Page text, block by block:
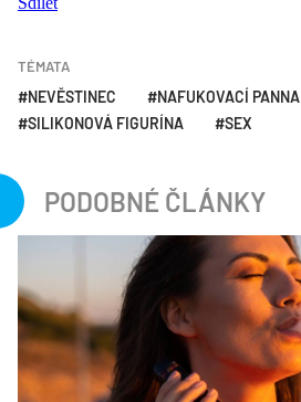
TÉMATA
NEVĚSTINEC NAFUKOVACÍ PANNA
SILIKONOVÁ FIGURÍNA
SEX
PODOBNÉ ČLÁNKY